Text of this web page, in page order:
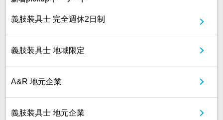
義肢装具士 完全週休2日制
義肢装具士 地域限定
A&R 地元企業
義肢装具士 地元企業